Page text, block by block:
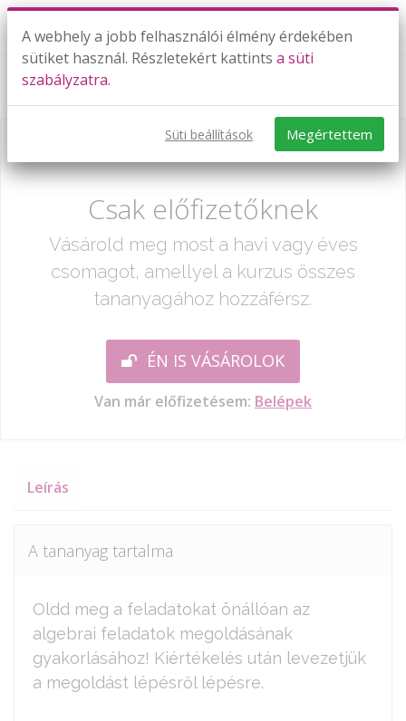
Algebra alapfeladatok
Már csak egy lépés:
Csak előfizetőknek
Vásárold meg most a havi vagy éves
csomagot, amellyel a kurzus összes
tananyagához hozzáférsz.
ÉN IS VÁSÁROLOK
Van már előfizetésem: Belépek
Leírás
A tananyag tartalma
Oldd meg a feladatokat önállóan az
algebrai feladatok megoldásának
gyakorlásához! Kiértékelés után levezetjük
a megoldást lépésről lépésre.
A webhely a jobb felhasználói élmény érdekében
sütiket használ. Részletekért kattints a süti
szabályzatra.
Süti beállítások Megértettem